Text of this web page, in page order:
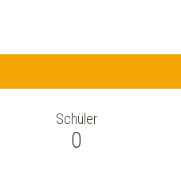
Schüler
0